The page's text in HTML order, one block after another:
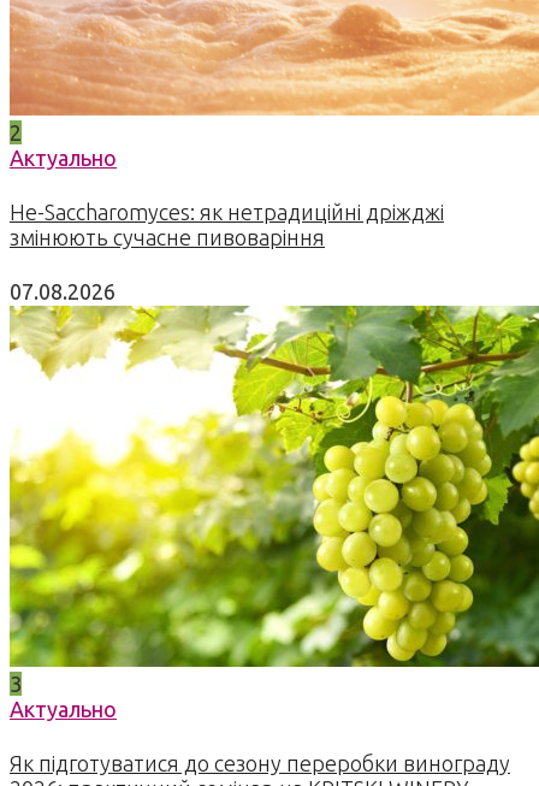
2
Актуально
Не-Saccharomyces: як нетрадиційні дріжджі
змінюють сучасне пивоваріння
07.08.2026
3
Актуально
Як підготуватися до сезону переробки винограду